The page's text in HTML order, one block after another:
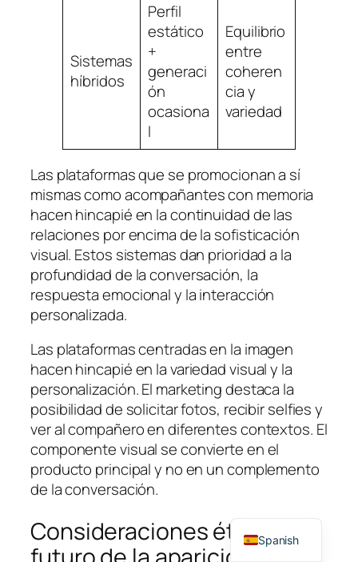
Sistemas
híbridos
Perfil
estático
+
generaci
ón
ocasiona
l
Equilibrio
entre
coheren
cia y
variedad
Las plataformas que se promocionan a sí
mismas como acompañantes con memoria
hacen hincapié en la continuidad de las
relaciones por encima de la sofisticación
visual. Estos sistemas dan prioridad a la
profundidad de la conversación, la
respuesta emocional y la interacción
personalizada.
Las plataformas centradas en la imagen
hacen hincapié en la variedad visual y la
personalización. El marketing destaca la
posibilidad de solicitar fotos, recibir selfies y
ver al compañero en diferentes contextos. El
componente visual se convierte en el
producto principal y no en un complemento
de la conversación.
Consideraciones éticas y el
Spanish